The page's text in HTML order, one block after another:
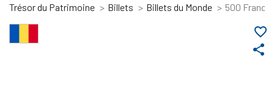
Trésor du Patrimoine Billets Billets du Monde 500 Francs
share
favorite_border